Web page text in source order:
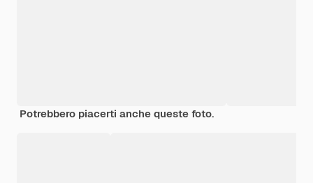
Potrebbero piacerti anche queste foto.